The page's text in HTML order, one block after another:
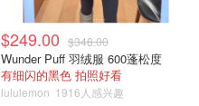
$249.00 $348.00
Wunder Puff 羽绒服 600蓬松度
有细闪的黑色 拍照好看
lululemon 1916人感兴趣